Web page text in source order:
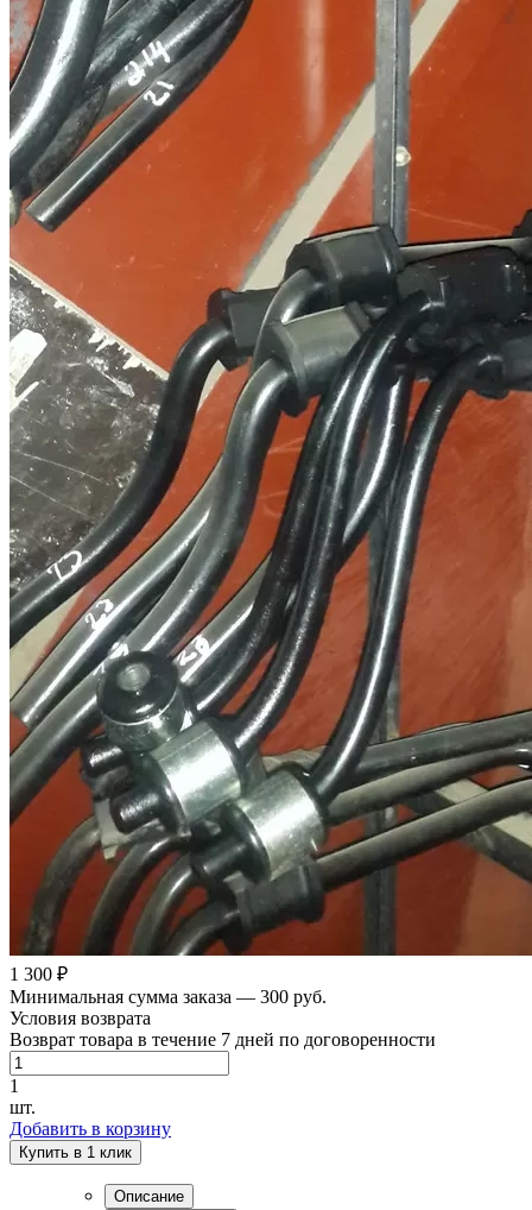
1 300 ₽
Минимальная сумма заказа — 300 руб.
Условия возврата
Возврат товара в течение 7 дней по договоренности
1
шт.
Добавить в корзину
Купить в 1 клик
Описание